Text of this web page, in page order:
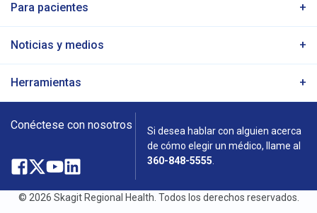
Para pacientes
Noticias y medios
Herramientas
Conéctese con nosotros
Facebook
Abre
en
X
Abre
en
YouTube
Abre
en
LinkedIn
Abre
en
Si desea hablar con alguien acerca
de cómo elegir un médico, llame al
360-848-5555
© 2026 Skagit Regional Health. Todos los derechos reservados.